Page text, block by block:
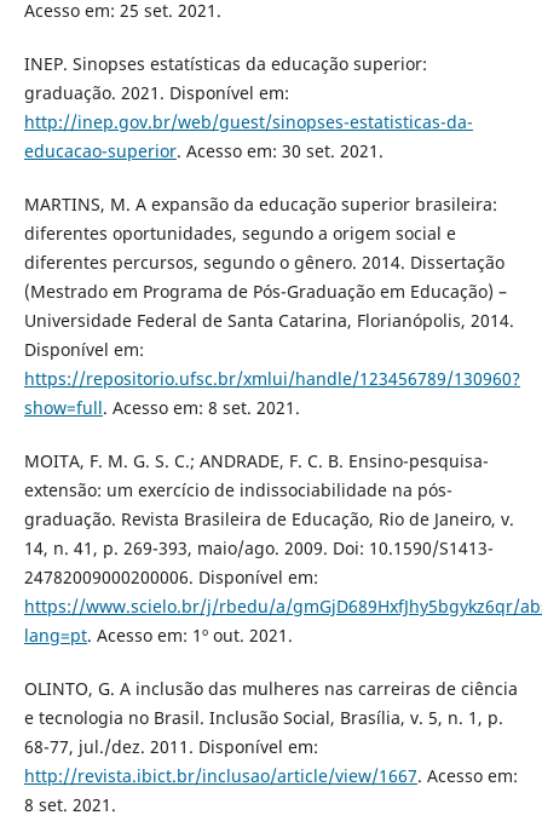
Acesso em: 25 set. 2021.
INEP. Sinopses estatísticas da educação superior:
graduação. 2021. Disponível em:
http://inep.gov.br/web/guest/sinopses-estatisticas-da-
educacao-superior. Acesso em: 30 set. 2021.
MARTINS, M. A expansão da educação superior brasileira:
diferentes oportunidades, segundo a origem social e
diferentes percursos, segundo o gênero. 2014. Dissertação
(Mestrado em Programa de Pós-Graduação em Educação) –
Universidade Federal de Santa Catarina, Florianópolis, 2014.
Disponível em:
https://repositorio.ufsc.br/xmlui/handle/123456789/130960?
show=full. Acesso em: 8 set. 2021.
MOITA, F. M. G. S. C.; ANDRADE, F. C. B. Ensino-pesquisa-
extensão: um exercício de indissociabilidade na pós-
graduação. Revista Brasileira de Educação, Rio de Janeiro, v.
14, n. 41, p. 269-393, maio/ago. 2009. Doi: 10.1590/S1413-
24782009000200006. Disponível em:
https://www.scielo.br/j/rbedu/a/gmGjD689HxfJhy5bgykz6qr/
lang=pt. Acesso em: 1º out. 2021.
OLINTO, G. A inclusão das mulheres nas carreiras de ciência
e tecnologia no Brasil. Inclusão Social, Brasília, v. 5, n. 1, p.
68-77, jul./dez. 2011. Disponível em:
http://revista.ibict.br/inclusao/article/view/1667. Acesso em:
8 set. 2021.